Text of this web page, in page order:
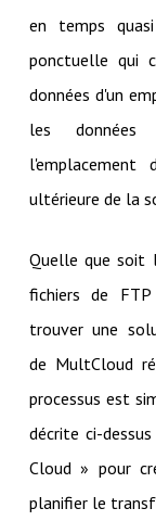
en temps
ponctuelle qui
données d'un
les données
ultérieure de la
Quelle que soit
fichiers de
trouver une
de MultCloud
processus est
décrite ci-
Cloud » pour
planifier le